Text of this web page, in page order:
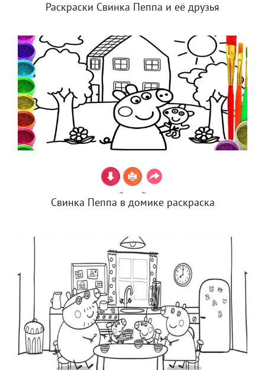
Раскраски Свинка Пеппа и её друзья
Свинка Пеппа в домике раскраска